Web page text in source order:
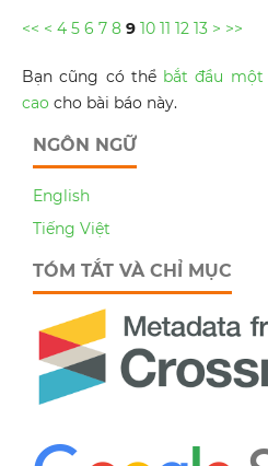
<< < 4 5 6 7 8 9 10 11 12 13 > >>
Bạn cũng có thể bắt đầu
cao cho bài báo này.
NGÔN NGỮ
English
Tiếng Việt
TÓM TẮT VÀ CHỈ MỤC